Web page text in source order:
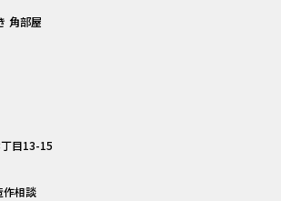
角部屋
目13-15
作相談